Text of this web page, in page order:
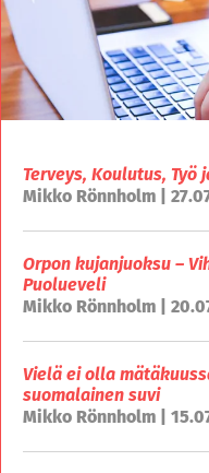
Terveys, Koulutus, Työ
Mikko Rönnholm |
Orpon kujanjuoksu –
Puolueveli
Mikko Rönnholm |
Vielä ei olla
suomalainen suvi
Mikko Rönnholm |